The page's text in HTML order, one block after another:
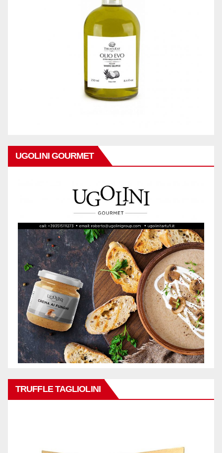
UGOLINI GOURMET
TRUFFLE TAGLIOLINI